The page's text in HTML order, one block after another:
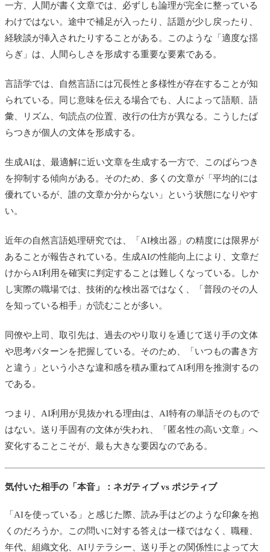
一方、人間が書く文章では、必ずしも論理が完全に整っている
わけではない。途中で補足が入ったり、話題が少し戻ったり、
経験談が挿入されたりすることがある。このような「適度な揺
らぎ」は、人間らしさを形成する重要な要素である。
言語学では、自然言語には冗長性と多様性が存在することが知
られている。同じ意味を伝える場合でも、人によって語順、語
彙、リズム、句読点の位置、改行の仕方が異なる。こうしたば
らつきが個人の文体を形成する。
生成AIは、最適解に近い文章を生成する一方で、このばらつき
を抑制する傾向がある。そのため、多くの文章が「平均的には
優れているが、誰の文章か分からない」という状態になりやす
い。
近年の自然言語処理研究では、「AI検出器」の精度には限界が
あることが報告されている。生成AIの性能向上により、文章だ
けからAI利用を確実に判定することは難しくなっている。しか
し実際の職場では、技術的な検出器ではなく、「普段のその人
を知っている相手」が読むことが多い。
同僚や上司、取引先は、過去のやり取りを通じて送り手の文体
や思考パターンを把握している。そのため、「いつもの書き方
と違う」という小さな違和感を積み重ねてAI利用を推測するの
である。
つまり、AI利用が見抜かれる理由は、AI特有の単語そのもので
はない。送り手固有の文体が失われ、「匿名性の高い文章」へ
変化することこそが、最も大きな要因なのである。
気付いた相手の「本音」：ネガティブ vs ポジティブ
「AIを使っている」と感じた際、読み手はどのような印象を抱
くのだろうか。この問いに対する答えは一様ではなく、職種、
年代、組織文化、AIリテラシー、送り手との関係性によって大